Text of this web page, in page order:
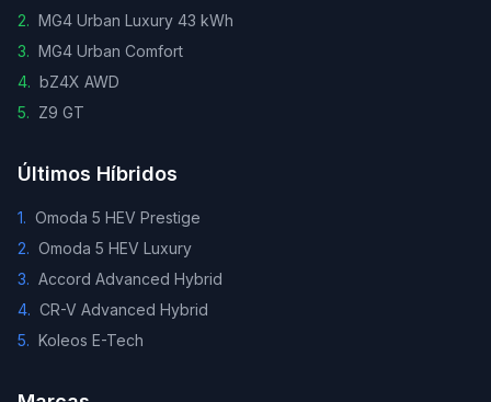
2. MG4 Urban Luxury 43 kWh
3. MG4 Urban Comfort
4. bZ4X AWD
5. Z9 GT
Últimos Híbridos
1. Omoda 5 HEV Prestige
2. Omoda 5 HEV Luxury
3. Accord Advanced Hybrid
4. CR-V Advanced Hybrid
5. Koleos E-Tech